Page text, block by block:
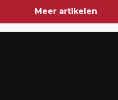
Meer artikelen